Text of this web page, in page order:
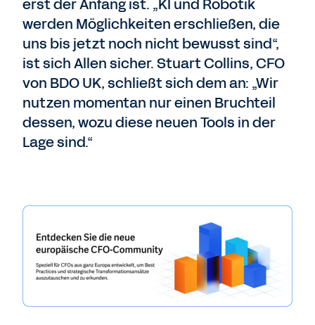
erst der Anfang ist. „KI und Robotik
werden Möglichkeiten erschließen, die
uns bis jetzt noch nicht bewusst sind“,
ist sich Allen sicher. Stuart Collins, CFO
von BDO UK, schließt sich dem an: „Wir
nutzen momentan nur einen Bruchteil
dessen, wozu diese neuen Tools in der
Lage sind.“